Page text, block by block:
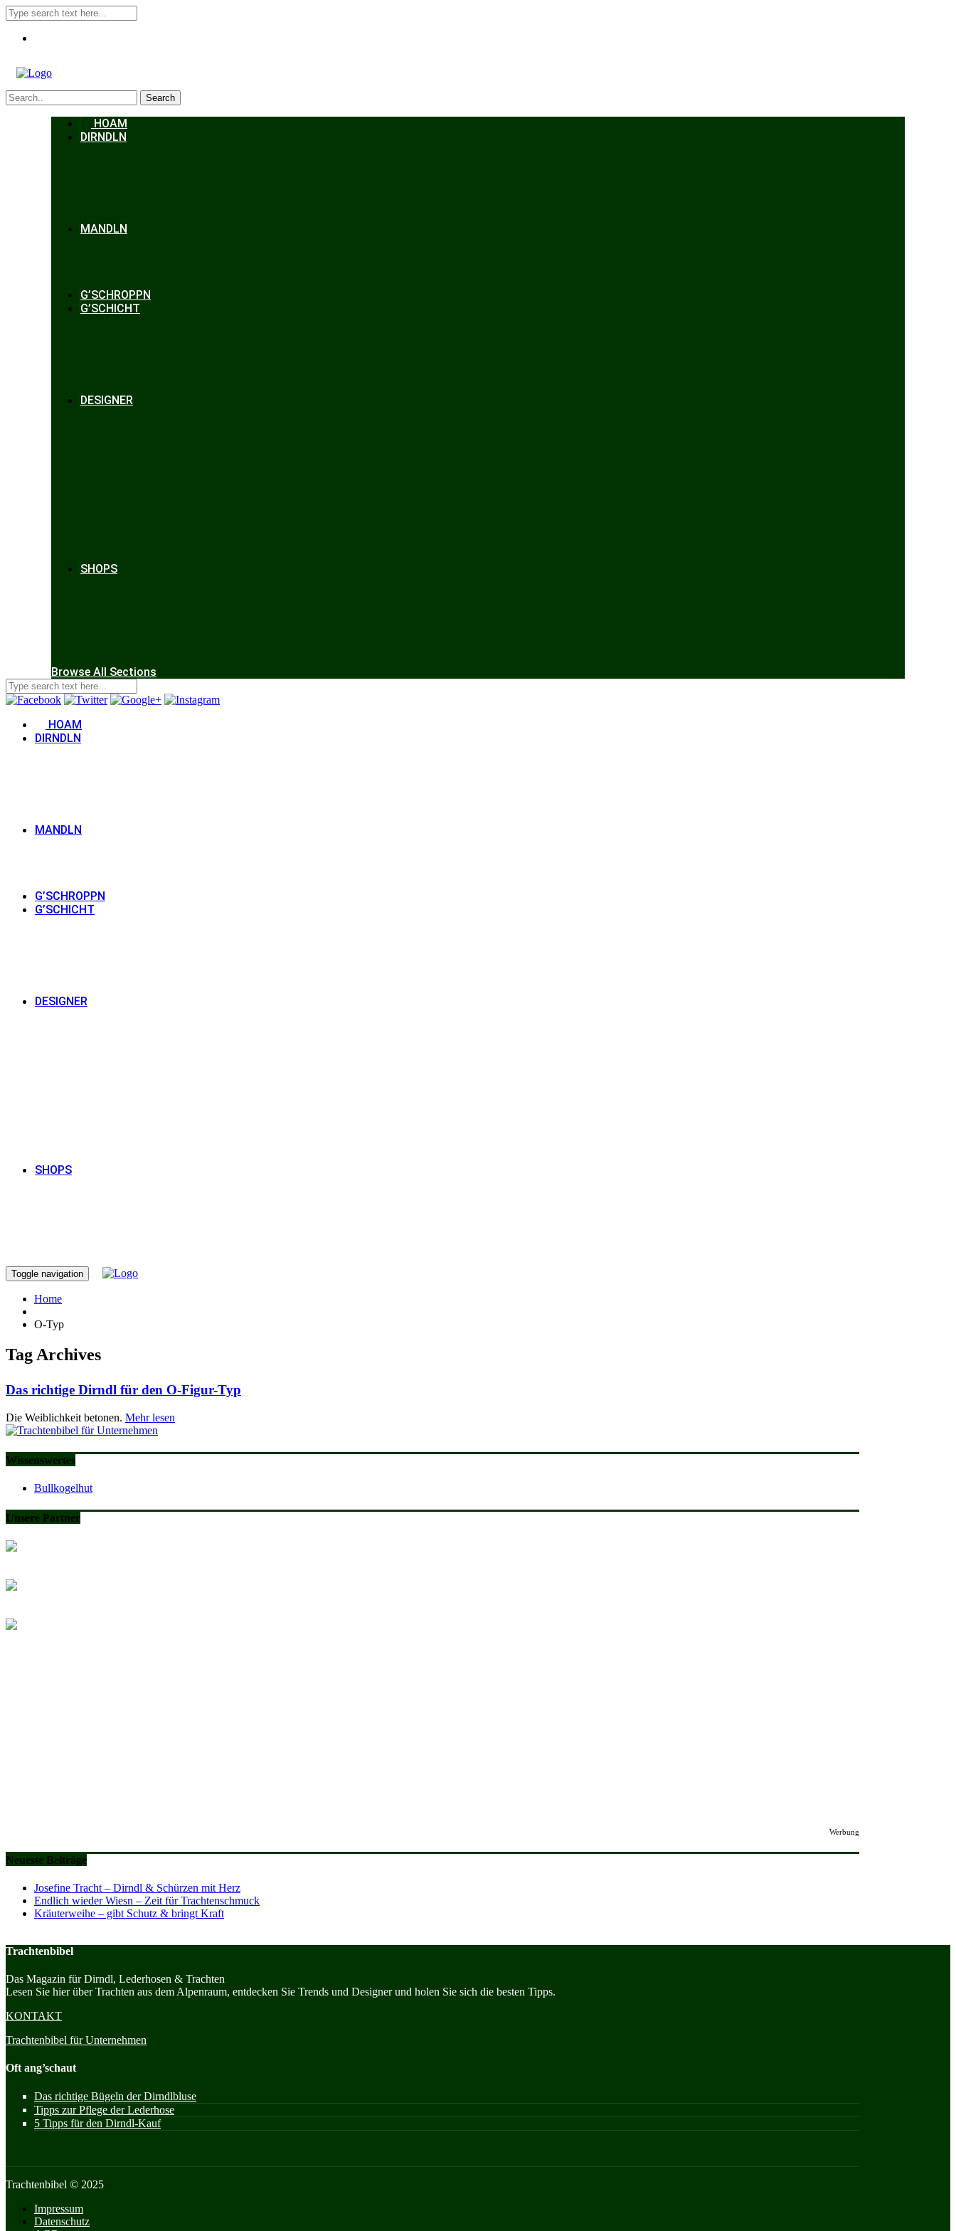
Search
HOAM
DIRNDLN
MANDLN
G’SCHROPPN
G’SCHICHT
DESIGNER
SHOPS
Browse All Sections
HOAM
DIRNDLN
MANDLN
G’SCHROPPN
G’SCHICHT
DESIGNER
SHOPS
Toggle navigation
Home
O-Typ
Tag Archives
Das richtige Dirndl für den O-Figur-Typ
Die Weiblichkeit betonen. Mehr lesen
Wissenswertes
Bullkogelhut
Unsere Partner
Werbung
Neueste Beiträge
Josefine Tracht – Dirndl & Schürzen mit Herz
Endlich wieder Wiesn – Zeit für Trachtenschmuck
Kräuterweihe – gibt Schutz & bringt Kraft
Trachtenbibel
Das Magazin für Dirndl, Lederhosen & Trachten
Lesen Sie hier über Trachten aus dem Alpenraum, entdecken Sie Trends und Designer und holen Sie sich die besten Tipps.
KONTAKT
Trachtenbibel für Unternehmen
Oft ang’schaut
Das richtige Bügeln der Dirndlbluse
Tipps zur Pflege der Lederhose
5 Tipps für den Dirndl-Kauf
Trachtenbibel © 2025
Impressum
Datenschutz